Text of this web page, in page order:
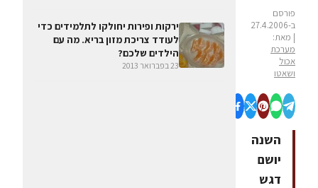
פורסם
ב-27.4.2006
| מאת:
מערכת
אכול
ושאטו
השנה
יושם
דגש
ירקות ופירות יחולקו לתלמידים כדי
לעודד צריכת מזון בריא. מה עם
הילדים שלכם?
23 בפברואר 2013